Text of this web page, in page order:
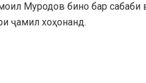
Муродов бино бар
ҷамил хоҳонанд.